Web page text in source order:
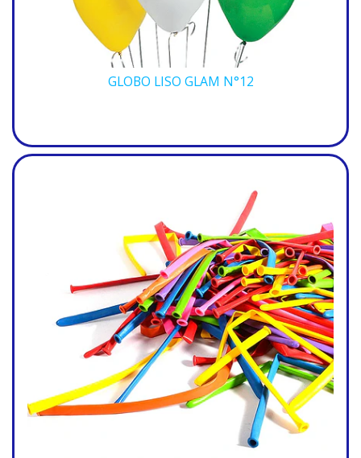
GLOBO LISO GLAM N°12